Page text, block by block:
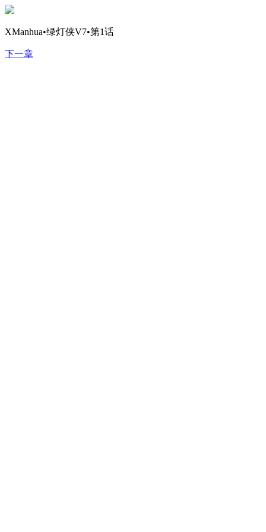
XManhua•绿灯侠V7•第1话
下一章